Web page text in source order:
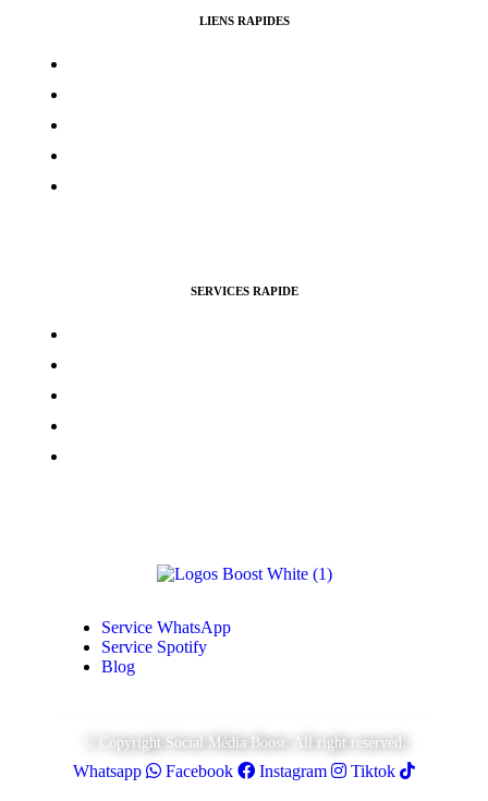
LIENS RAPIDES
SERVICES RAPIDE
Service WhatsApp
Service Spotify
Blog
© Copyright Social Média Boost. All right reserved.
Whatsapp Facebook Instagram Tiktok